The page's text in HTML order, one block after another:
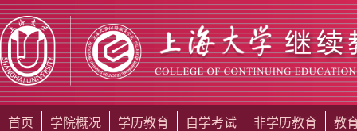
首页 学院概况 学历教育 自学考试 非学历教育 教